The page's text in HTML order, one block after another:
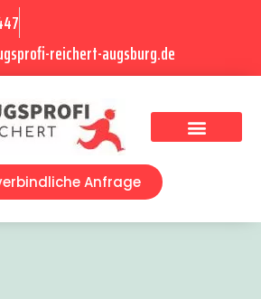
reichert-augsburg.de
Anfrage